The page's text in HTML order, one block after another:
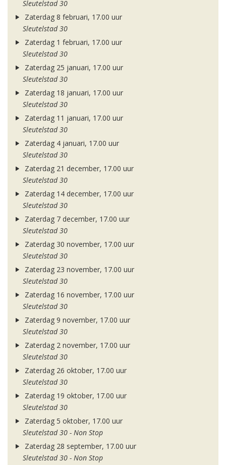
Sleutelstad 30
Zaterdag 8 februari, 17.00 uur
Sleutelstad 30
Zaterdag 1 februari, 17.00 uur
Sleutelstad 30
Zaterdag 25 januari, 17.00 uur
Sleutelstad 30
Zaterdag 18 januari, 17.00 uur
Sleutelstad 30
Zaterdag 11 januari, 17.00 uur
Sleutelstad 30
Zaterdag 4 januari, 17.00 uur
Sleutelstad 30
Zaterdag 21 december, 17.00 uur
Sleutelstad 30
Zaterdag 14 december, 17.00 uur
Sleutelstad 30
Zaterdag 7 december, 17.00 uur
Sleutelstad 30
Zaterdag 30 november, 17.00 uur
Sleutelstad 30
Zaterdag 23 november, 17.00 uur
Sleutelstad 30
Zaterdag 16 november, 17.00 uur
Sleutelstad 30
Zaterdag 9 november, 17.00 uur
Sleutelstad 30
Zaterdag 2 november, 17.00 uur
Sleutelstad 30
Zaterdag 26 oktober, 17.00 uur
Sleutelstad 30
Zaterdag 19 oktober, 17.00 uur
Sleutelstad 30
Zaterdag 5 oktober, 17.00 uur
Sleutelstad 30 - Non Stop
Zaterdag 28 september, 17.00 uur
Sleutelstad 30 - Non Stop